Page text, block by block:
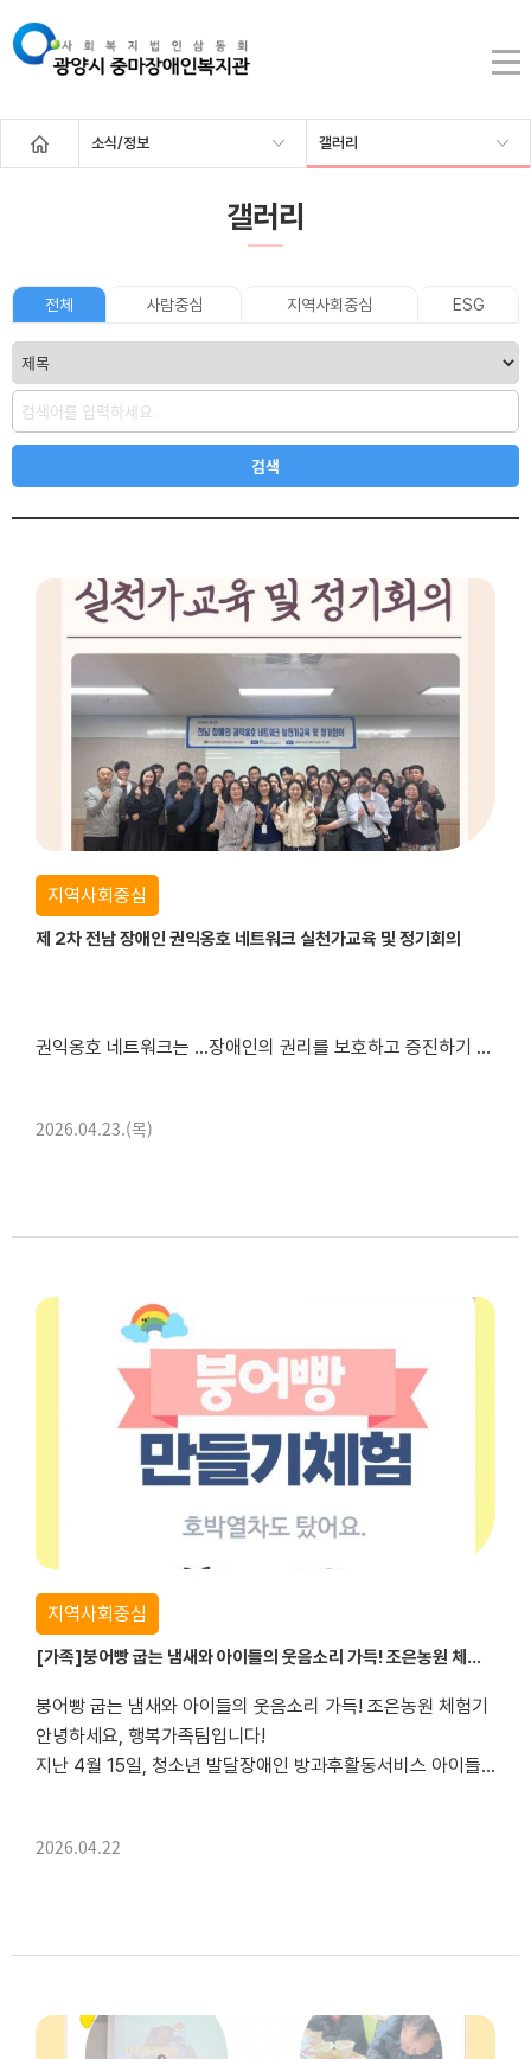
소식/정보 갤러리
갤러리
전체 사람중심 지역사회중심 ESG
지역사회중심
제 2차 전남 장애인 권익옹호 네트워크 실천가교육 및 정기회의
권익옹호 네트워크는 ...장애인의 권리를 보호하고 증진하기 위해 복지, 의료, 사법, 행정 등 다양한 유관기관이 협력하여 정보를 공유하고 공동으로 대응하는 협력체계입니다.이를 통해 개별 기관의 한계를 보완하고, 장애당사자에게 보다 통합적이고 전문적인 지원을 제공할 수 있으며, 나아가 지역사회 차원의 구조적인 권익옹호를 실현하는 기반이 됩니...
2026.04.23.(목)
지역사회중심
[가족]붕어빵 굽는 냄새와 아이들의 웃음소리 가득! 조은농원 체험기
붕어빵 굽는 냄새와 아이들의 웃음소리 가득! 조은농원 체험기
안녕하세요, 행복가족팀입니다!
지난 4월 15일, 청소년 발달장애인 방과후활동서비스 아이들과 함께 달콤한 향기가 가득한 ‘조은농원’에 다녀왔습니다.
고사리 같은 손으로 직접 반죽을 붓고 팥소를 넣어 완성한 붕어빵! 노릇하...
2026.04.22